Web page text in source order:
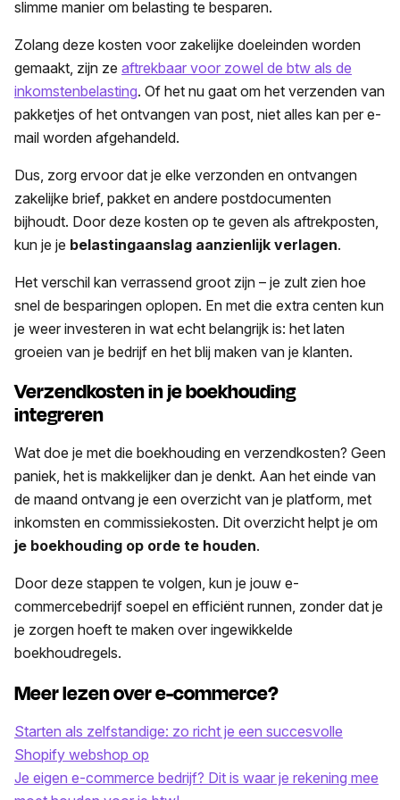
slimme manier om belasting te besparen.
Zolang deze kosten voor zakelijke doeleinden worden
gemaakt, zijn ze aftrekbaar voor zowel de btw als de
inkomstenbelasting. Of het nu gaat om het verzenden van
pakketjes of het ontvangen van post, niet alles kan per e-
mail worden afgehandeld.
Dus, zorg ervoor dat je elke verzonden en ontvangen
zakelijke brief, pakket en andere postdocumenten
bijhoudt. Door deze kosten op te geven als aftrekposten,
kun je je belastingaanslag aanzienlijk verlagen.
Het verschil kan verrassend groot zijn – je zult zien hoe
snel de besparingen oplopen. En met die extra centen kun
je weer investeren in wat echt belangrijk is: het laten
groeien van je bedrijf en het blij maken van je klanten.
Verzendkosten in je boekhouding
integreren
Wat doe je met die boekhouding en verzendkosten? Geen
paniek, het is makkelijker dan je denkt. Aan het einde van
de maand ontvang je een overzicht van je platform, met
inkomsten en commissiekosten. Dit overzicht helpt je om
je boekhouding op orde te houden.
Door deze stappen te volgen, kun je jouw e-
commercebedrijf soepel en efficiënt runnen, zonder dat je
je zorgen hoeft te maken over ingewikkelde
boekhoudregels.
Meer lezen over e-commerce?
Starten als zelfstandige: zo richt je een succesvolle
Shopify webshop op
Je eigen e-commerce bedrijf? Dit is waar je rekening mee